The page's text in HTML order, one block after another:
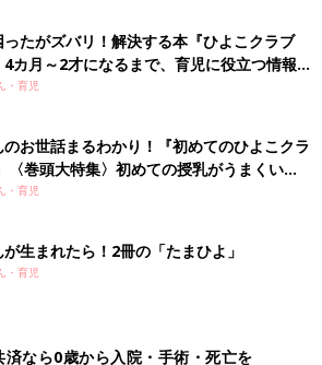
たがズバリ！解決する本『ひよこクラブ
月～2才になるまで、育児に役立つ情報が
！
・育児
お世話まるわかり！『初めてのひよこクラ
〈巻頭大特集〉初めての授乳がうまくい
ぱい・ミルクの基本と夏のトラブル 解決テ
・育児
生まれたら！2冊の「たまひよ」
・育児
済なら0歳から入院・手術・死亡を